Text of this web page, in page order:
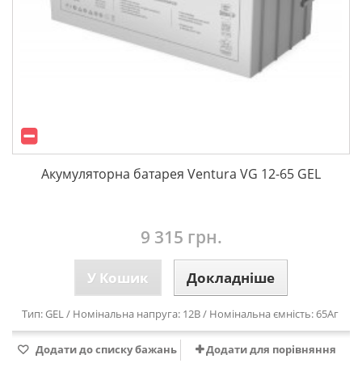
Акумуляторна батарея Ventura VG 12-65 GEL
9 315 грн.
У Кошик Докладніше
Тип: GEL / Номінальна напруга: 12В / Номінальна ємність: 65Аг
Додати до списку бажань Додати для порівняння